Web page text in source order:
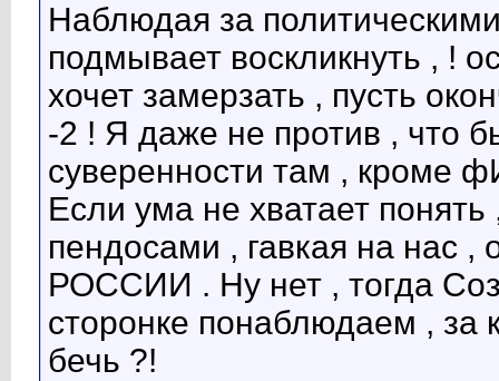
Наблюдая за
подмывает воскликнуть , !
хочет замерзать , пусть
-2 ! Я даже не против , что
суверенности там ,
Если ума не хватает
пендосами , гавкая на нас ,
РОССИИ . Ну нет , тогда
сторонке понаблюдаем , за
бечь ?!